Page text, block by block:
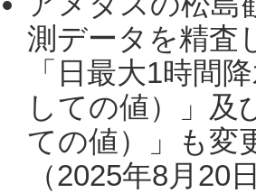
測データを精査
「日最大1時間
しての値）」及
ての値）」も変
（2025年8月20日